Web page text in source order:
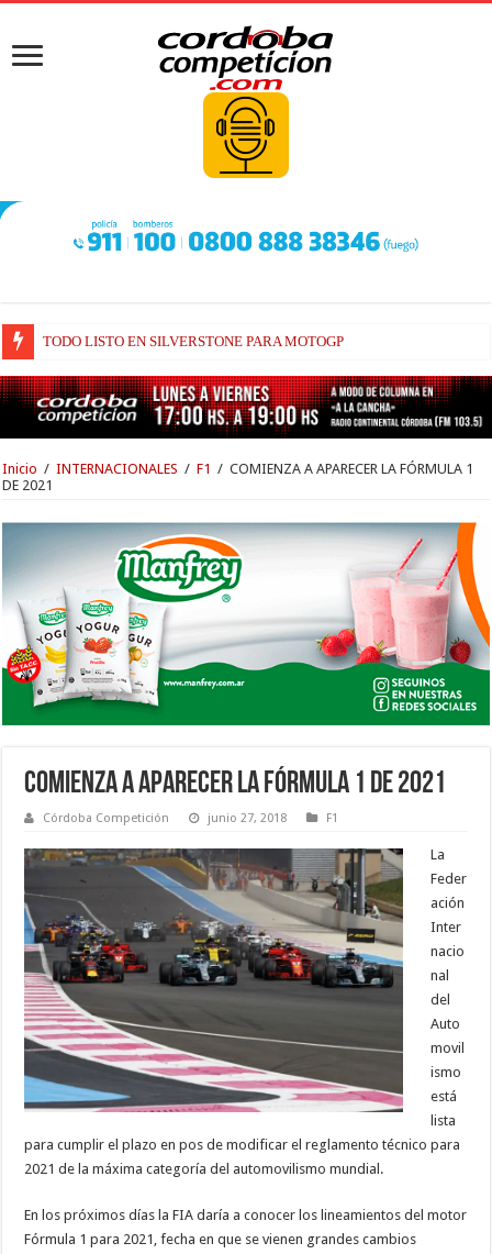
TODO LISTO EN SILVERSTONE PARA MOTOGP
BRIATORE BUSCA EXPLICACIONES DE POR QUÉ AÚN ALPINE NO
Inicio / INTERNACIONALES / F1 / COMIENZA A APARECER LA FÓRMULA 1
DE 2021
COMIENZA A APARECER LA FÓRMULA 1 DE 2021
Córdoba Competición junio 27, 2018 F1
La
Feder
ación
Inter
nacio
nal
del
Auto
movil
ismo
está
lista
para cumplir el plazo en pos de modificar el reglamento técnico para
2021 de la máxima categoría del automovilismo mundial.
En los próximos días la FIA daría a conocer los lineamientos del motor
Fórmula 1 para 2021, fecha en que se vienen grandes cambios